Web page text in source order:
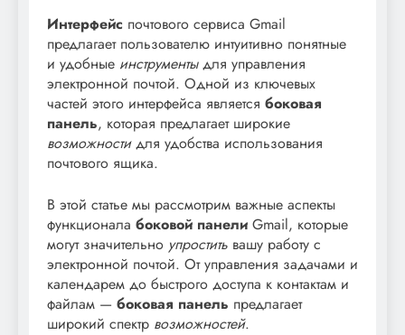
Интерфейс почтового сервиса Gmail
предлагает пользователю интуитивно понятные
и удобные инструментыдля управления
электронной почтой. Одной из ключевых
частей этого интерфейса является боковая
панель, которая предлагает широкие
возможностидля удобства использования
почтового ящика.
В этой статье мы рассмотрим важные аспекты
функционала боковой панели Gmail, которые
могут значительно упростить вашу работу с
электронной почтой. От управления задачами и
календарем до быстрого доступа к контактам и
файлам — боковая панель предлагает
широкий спектр возможностей.